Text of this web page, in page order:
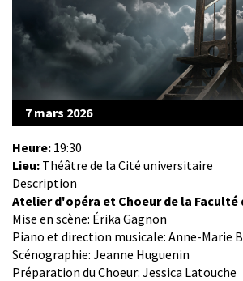
7 mars 2026
Heure: 19:30
Lieu: Théâtre de la Cité universitaire
Description
Atelier d'opéra et Choeur de la Faculté
Mise en scène: Érika Gagnon
Piano et direction musicale: Anne-Marie
Scénographie: Jeanne Huguenin
Préparation du Choeur: Jessica Latouche